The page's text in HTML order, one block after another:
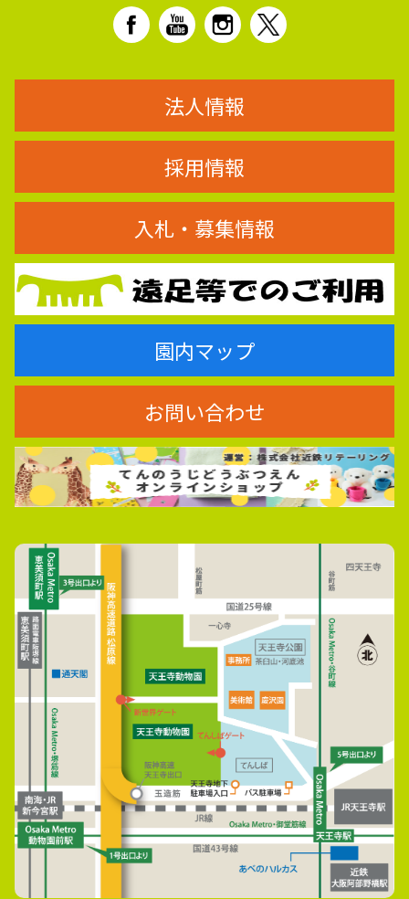
法人情報
採用情報
入札・募集情報
園内マップ
お問い合わせ